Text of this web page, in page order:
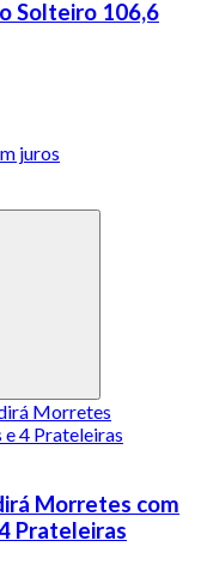
Solteiro 106,6
juros
Morretes com
Prateleiras